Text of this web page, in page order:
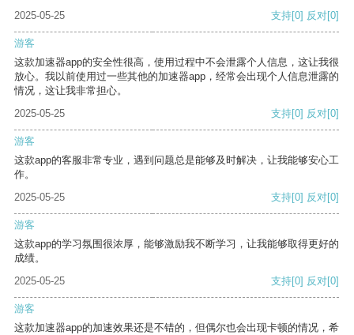
2025-05-25
支持[0] 反对[0]
游客
这款加速器app的安全性很高，使用过程中不会泄露个人信息，这让我很
放心。我以前使用过一些其他的加速器app，经常会出现个人信息泄露的
情况，这让我非常担心。
2025-05-25
支持[0] 反对[0]
游客
这款app的客服非常专业，遇到问题总是能够及时解决，让我能够安心工
作。
2025-05-25
支持[0] 反对[0]
游客
这款app的学习氛围很浓厚，能够激励我不断学习，让我能够取得更好的
成绩。
2025-05-25
支持[0] 反对[0]
游客
这款加速器app的加速效果还是不错的，但偶尔也会出现卡顿的情况，希